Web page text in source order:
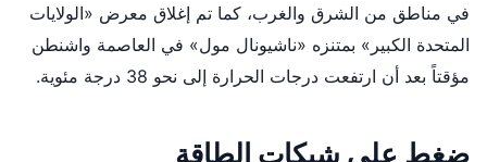
في مناطق من الشرق والغرب، كما تم إغلاق معرض «الولايات
المتحدة الكبير» بمتنزه «ناشيونال مول» في العاصمة واشنطن
مؤقتاً بعد أن ارتفعت درجات الحرارة إلى نحو 38 درجة مئوية.
ضغط على شبكات الطاقة